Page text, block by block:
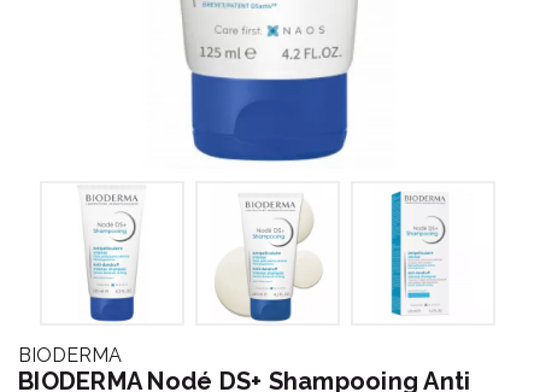
BIODERMA
BIODERMA Nodé DS+ Shampooing Anti